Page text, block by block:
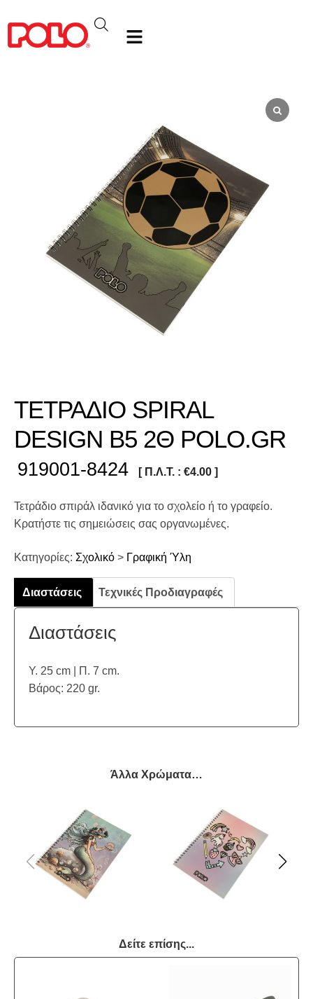
ΤΕΤΡΑΔΙΟ SPIRAL
DESIGN Β5 2Θ POLO.GR
919001-8424 [ Π.Λ.Τ. : €4.00 ]
Τετράδιο σπιράλ ιδανικό για το σχολείο ή το γραφείο.
Κρατήστε τις σημειώσεις σας οργανωμένες.
Κατηγορίες: Σχολικό > Γραφική Ύλη
Διαστάσεις Τεχνικές Προδιαγραφές
Διαστάσεις
Υ. 25 cm | Π. 7 cm.
Βάρος: 220 gr.
Άλλα Χρώματα…
Δείτε επίσης...